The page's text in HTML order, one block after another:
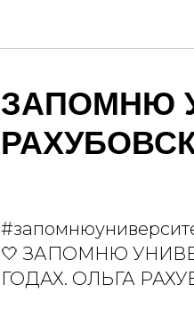
ЗАПОМНЮ
🤍 ЗАПОМНЮ
ГОДАХ. ОЛЬГА